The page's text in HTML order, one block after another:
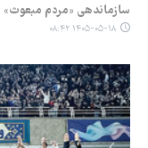
سازماندهی «مردم مبعوث»
۱۴۰۵-۰۵-۱۸ ۰۸:۴۲